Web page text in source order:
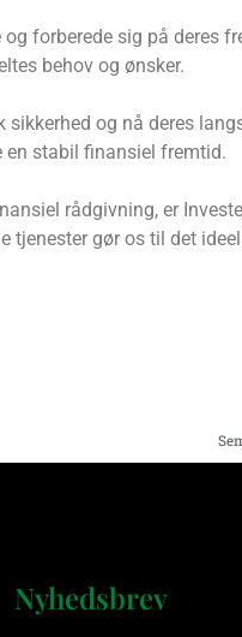
forberede sig på deres
behov og ønsker.
og nå deres
en stabil finansiel fremtid.
rådgivning, er
gør os til det
Nyhedsbrev